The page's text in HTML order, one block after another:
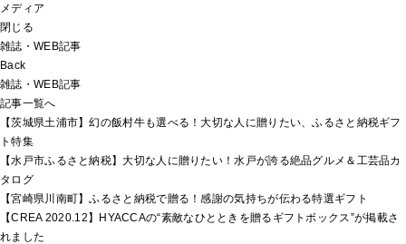
メディア
閉じる
雑誌・WEB記事
Back
雑誌・WEB記事
記事一覧へ
【茨城県土浦市】幻の飯村牛も選べる！大切な人に贈りたい、ふるさと納税ギフ
ト特集
【水戸市ふるさと納税】大切な人に贈りたい！水戸が誇る絶品グルメ＆工芸品カ
タログ
【宮崎県川南町】ふるさと納税で贈る！感謝の気持ちが伝わる特選ギフト
【CREA 2020.12】HYACCAの“素敵なひとときを贈るギフトボックス”が掲載さ
れました